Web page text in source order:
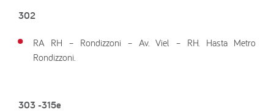
302
RA RH – Rondizzoni – Av. Viel – RH. Hasta Metro
Rondizzoni.
303 -315e